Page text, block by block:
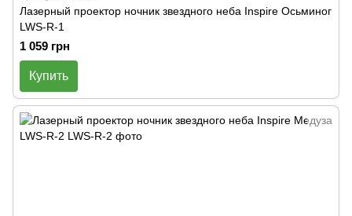
Лазерный проектор ночник звездного неба Inspire Осьминог
LWS-R-1
1 059 грн
Купить